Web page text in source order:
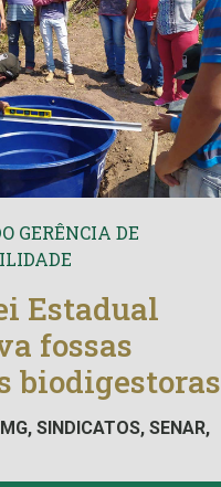
GERÊNCIA DE
Estadual
fossas
biodigestoras
SINDICATOS, SENAR,